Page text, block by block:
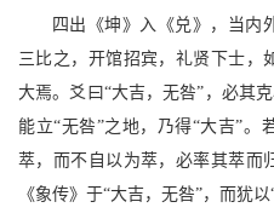
四出《坤》入《兑》，当内
三比之，开馆招宾，礼贤下士，
大焉。爻曰“大吉，无咎”，必其
能立“无咎”之地，乃得“大吉”
萃，而不自以为萃，必率其萃而
《象传》于“大吉，无咎”，而犹